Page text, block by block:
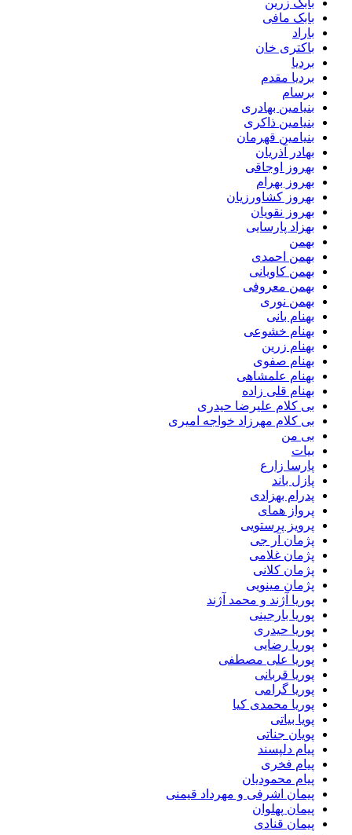
بابک زرین
بابک مافی
باراد
باکتری خان
بردیا
بردیا مقدم
برسام
بنیامین بهادری
بنیامین ذاکری
بنیامین قهرمان
بهادر آذریان
بهروز اوجاقی
بهروز بهرام
بهروز کشاورزیان
بهروز نقویان
بهزاد پارسایی
بهمن
بهمن احمدی
بهمن کاویانی
بهمن معروفی
بهمن نوری
بهنام بانی
بهنام خشوعی
بهنام زرین
بهنام صفوی
بهنام علمشاهی
بهنام قلی زاده
بی کلام علیرضا حیدری
بی کلام مهرزاد خواجه امیری
بی من
بیات
پارسا زارع
پازل باند
پدرام بهزادی
پرواز همای
پرویز پرستویی
پژمان آر جی
پژمان غلامی
پژمان کلانی
پژمان مینویی
پوریا آژند و محمد آژند
پوریا بارجینی
پوریا حیدری
پوریا رضایی
پوریا علی مصطفی
پوریا قربانی
پوریا گرامی
پوریا محمدی کیا
پویا بیاتی
پویان جناتی
پیام دلپسند
پیام فخری
پیام محمودیان
پیمان اشرفی و مهرداد قیمنی
پیمان پهلوان
پیمان قنادی